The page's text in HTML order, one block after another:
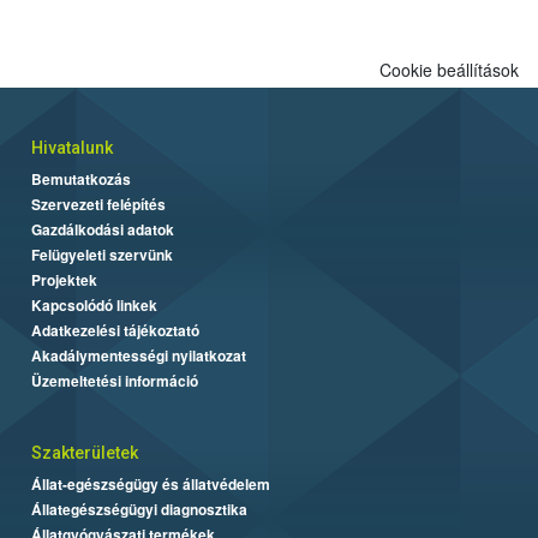
Cookie beállítások
Hivatalunk
Bemutatkozás
Szervezeti felépítés
Gazdálkodási adatok
Felügyeleti szervünk
Projektek
Kapcsolódó linkek
Adatkezelési tájékoztató
Akadálymentességi nyilatkozat
Üzemeltetési információ
Szakterületek
Állat-egészségügy és állatvédelem
Állategészségügyi diagnosztika